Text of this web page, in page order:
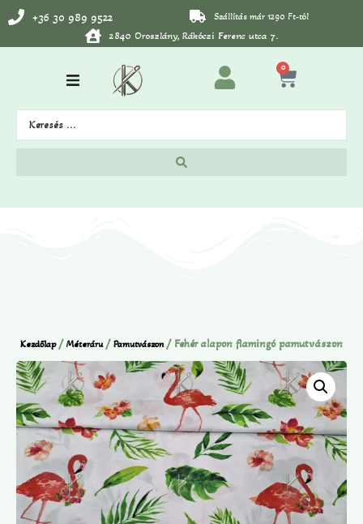
+36 30 989 9522 Szállítás már 1290 Ft-tól
2840 Oroszlány, Rákóczi Ferenc utca 7.
0
Kezdőlap/ Méteráru/ Pamutvászon/ Fehér alapon flamingó pamutvászon